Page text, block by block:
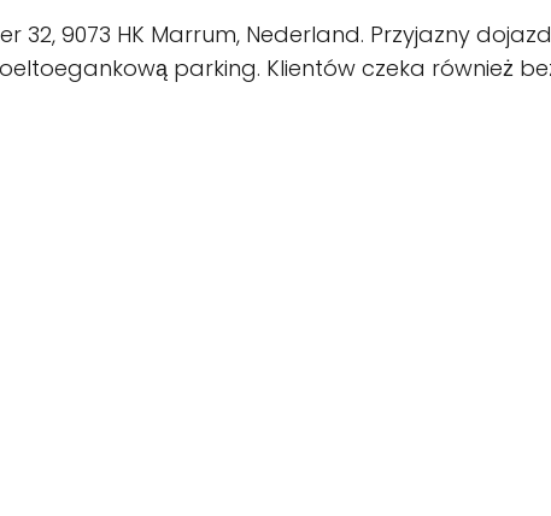
32, 9073 HK Marrum, Nederland. Przyjazny
parking. Klientów czeka również